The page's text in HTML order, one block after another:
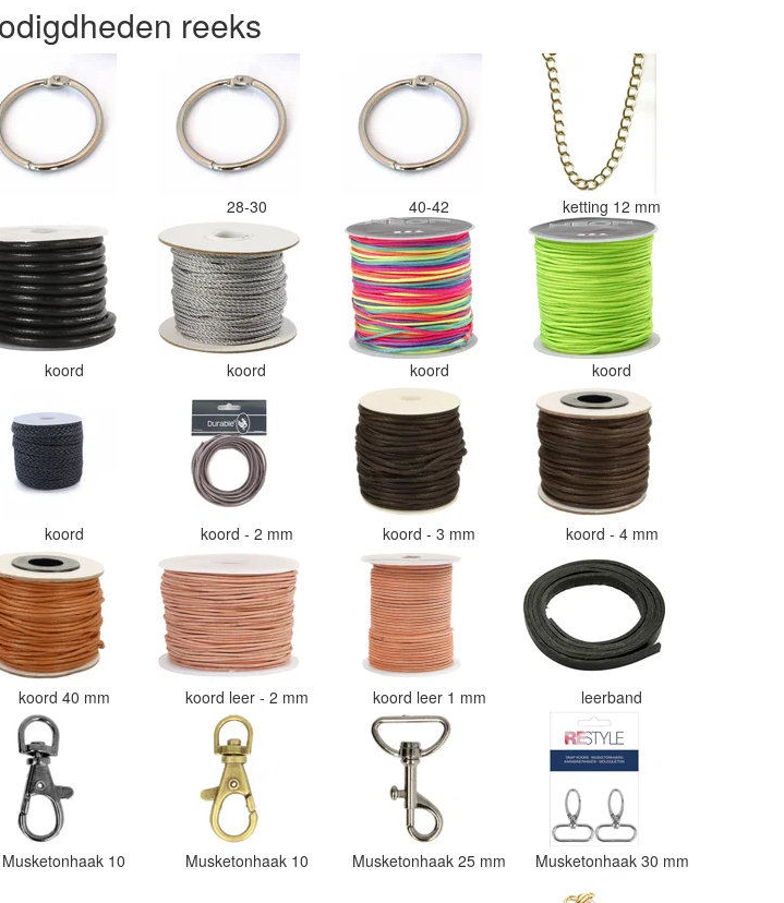
welke kleurcode bij welke bol
Had ook 3x 50 gram zwart besteld
maar door de andere bollen zitten
er nu verschillende kleuren vezels
in het zwart. Dat vind ik erg
jammer. Als ik nu wil nabestellen
moet ik maar hopen dat ik de
kleurcode bij de juiste bol heb
gedaan. Misschien een tip om de
kleuren apart in te pakken met
sticker welke kleur het is?
Desondanks zou ik deze shop
wel aanbevelen wat betreft de
viltwol. Goede prijs/kwaliteit
verhouding.
reeks
28-30 40-42 ketting 12 mm
koord koord koord koord
koord koord - 2 mm koord - 3 mm koord - 4 mm
koord 40 mm koord leer - 2 mm koord leer 1 mm leerband
Musketonhaak 10 Musketonhaak 10 Musketonhaak 25 mm Musketonhaak 30 mm